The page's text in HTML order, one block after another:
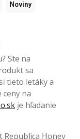
Noviny
Ste na
sa
tieto letáky a
ceny na
je hľadanie
Honey